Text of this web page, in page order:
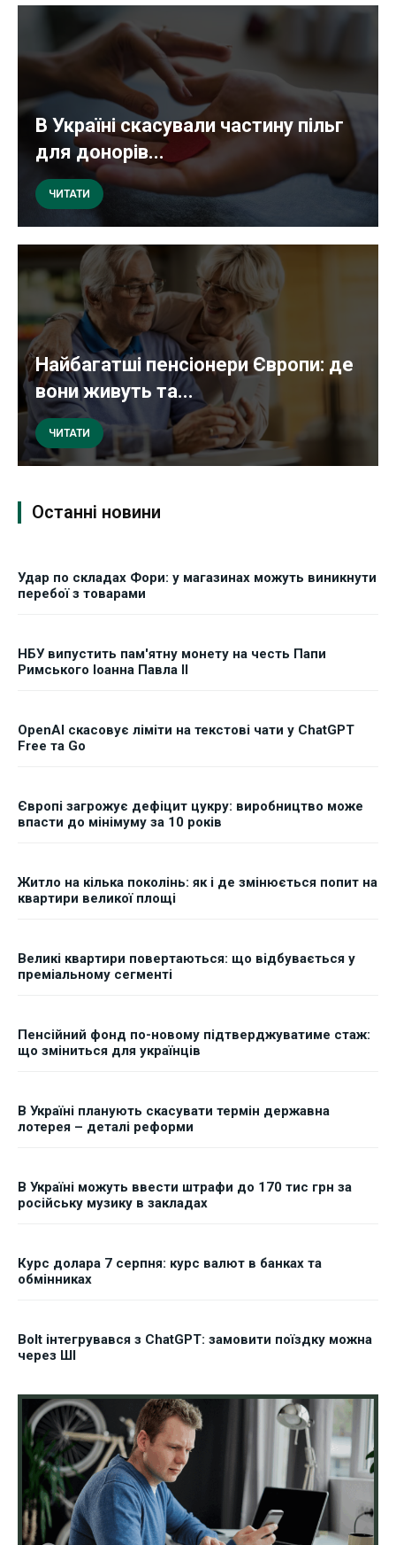
В Україні скасували частину пільг
для донорів...
ЧИТАТИ
Найбагатші пенсіонери Європи: де
вони живуть та...
ЧИТАТИ
Останні новини
Удар по складах Фори: у магазинах можуть виникнути
перебої з товарами
НБУ випустить пам'ятну монету на честь Папи
Римського Іоанна Павла II
OpenAI скасовує ліміти на текстові чати у ChatGPT
Free та Go
Європі загрожує дефіцит цукру: виробництво може
впасти до мінімуму за 10 років
Житло на кілька поколінь: як і де змінюється попит на
квартири великої площі
Великі квартири повертаються: що відбувається у
преміальному сегменті
Пенсійний фонд по-новому підтверджуватиме стаж:
що зміниться для українців
В Україні планують скасувати термін державна
лотерея – деталі реформи
В Україні можуть ввести штрафи до 170 тис грн за
російську музику в закладах
Курс долара 7 серпня: курс валют в банках та
обмінниках
Bolt інтегрувався з ChatGPT: замовити поїздку можна
через ШІ